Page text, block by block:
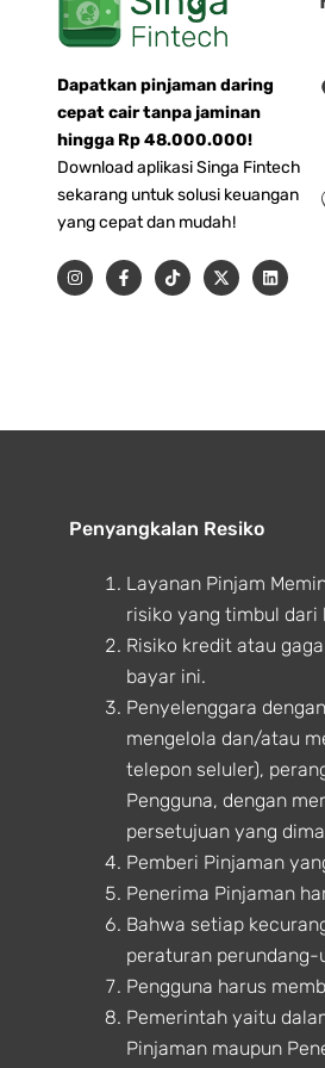
Dapatkan pinjaman daring
cepat cair tanpa jaminan
hingga Rp 48.000.000!
Download aplikasi Singa Fintech
sekarang untuk solusi keuangan
yang cepat dan mudah!
I
n
s
F
a
c
T
i
k
X
-
t
L
i
n
Penyangkalan Resiko
Layanan Pinjam
risiko yang timbul dari
Risiko kredit atau
bayar ini.
Penyelenggara
mengelola dan/atau
telepon seluler),
Pengguna, dengan
persetujuan yang
Pemberi Pinjaman
Penerima Pinjaman
Bahwa setiap
peraturan perundang-
Pengguna harus
Pemerintah yaitu
Pinjaman maupun